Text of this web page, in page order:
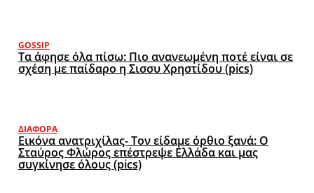
GOSSIP
Τα άφησε όλα πίσω: Πιο ανανεωμένη ποτέ είναι σε
σχέση με παίδαρο η Σισσυ Χρηστίδου (pics)
ΔΙΆΦΟΡΑ
Εικόνα ανατριχίλας- Τον είδαμε όρθιο ξανά: Ο
Σταύρος Φλώρος επέστρεψε Ελλάδα και μας
συγκίνησε όλους (pics)